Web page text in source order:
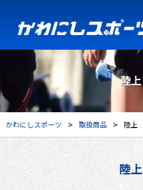
陸上
かわにしスポーツ > 取扱商品 > 陸上
陸上